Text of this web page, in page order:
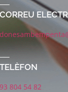
804 54 82